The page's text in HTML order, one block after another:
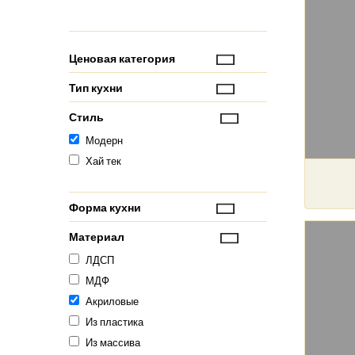
Ценовая категория
Тип кухни
Стиль
Модерн
Хай тек
Форма кухни
Материал
ЛДСП
МДФ
Акриловые
Из пластика
Из массива